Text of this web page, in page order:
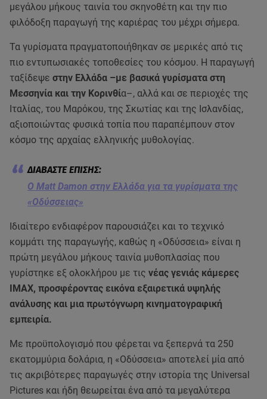
μεγάλου μήκους ταινία του σκηνοθέτη και την πιο
φιλόδοξη παραγωγή της καριέρας του μέχρι σήμερα.
Τα γυρίσματα πραγματοποιήθηκαν σε μερικές από τις
πιο εντυπωσιακές τοποθεσίες του κόσμου. Η παραγωγή
ταξίδεψε στην Ελλάδα –με βασικά γυρίσματα στη
Μεσσηνία και την Κορινθία–, αλλά και σε περιοχές της
Ιταλίας, του Μαρόκου, της Σκωτίας και της Ισλανδίας,
αξιοποιώντας φυσικά τοπία που παραπέμπουν στον
κόσμο της αρχαίας ελληνικής μυθολογίας.
Ο Matt Damon στην Ελλάδα για τα γυρίσματα της
«Οδύσσειας»
Ιδιαίτερο ενδιαφέρον παρουσιάζει και το τεχνικό
κομμάτι της παραγωγής, καθώς η «Οδύσσεια» είναι η
πρώτη μεγάλου μήκους ταινία μυθοπλασίας που
γυρίστηκε εξ ολοκλήρου με τις νέας γενιάς κάμερες
IMAX, προσφέροντας εικόνα εξαιρετικά υψηλής
ανάλυσης και μια πρωτόγνωρη κινηματογραφική
εμπειρία.
Με προϋπολογισμό που φέρεται να ξεπερνά τα 250
εκατομμύρια δολάρια, η «Οδύσσεια» αποτελεί μία από
τις ακριβότερες παραγωγές στην ιστορία της Universal
Pictures και ήδη θεωρείται ένα από τα μεγαλύτερα